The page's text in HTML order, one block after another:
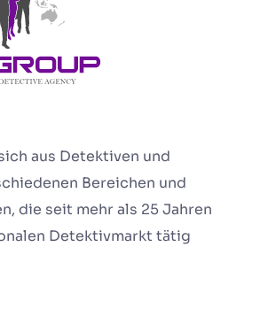
aus Detektiven und
Bereichen und
die seit mehr als 25 Jahren
Detektivmarkt tätig